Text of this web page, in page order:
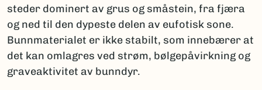
steder dominert av grus og småstein, fra fjæra
og ned til den dypeste delen av eufotisk sone.
Bunnmaterialet er ikke stabilt, som innebærer at
det kan omlagres ved strøm, bølgepåvirkning og
graveaktivitet av bunndyr.